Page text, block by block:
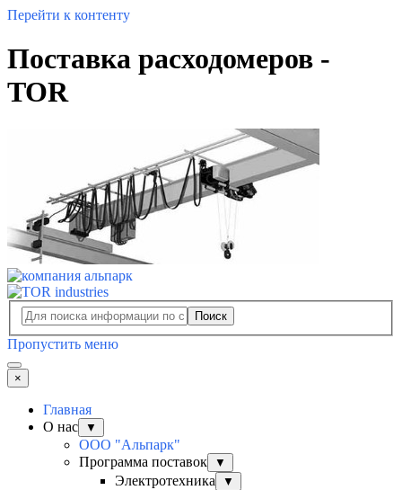
Перейти к контенту
Поставка расходомеров -
TOR
Поиск
Пропустить меню
×
Главная
О нас
▼
ООО "Альпарк"
Программа поставок
▼
Электротехника ▼